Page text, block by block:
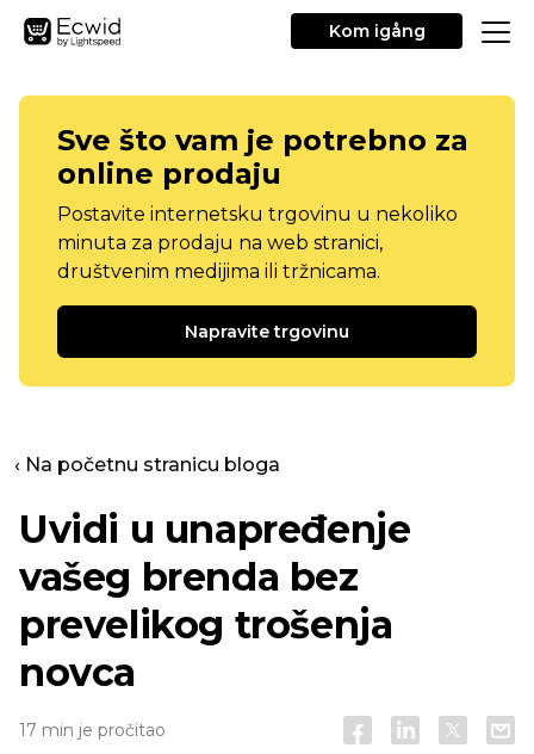
Kom igång
Sve što vam je potrebno za
online prodaju
Postavite internetsku trgovinu u nekoliko
minuta za prodaju na web stranici,
društvenim medijima ili tržnicama.
Napravite trgovinu
‹ Na početnu stranicu bloga
Uvidi u unapređenje
vašeg brenda bez
prevelikog trošenja
novca
17 min je pročitao